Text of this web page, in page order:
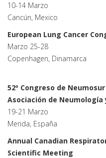
10-14 Marzo
Cancún, Mexico
European Lung Cancer
Marzo 25-28
Copenhagen, Dinamarca
52º Congreso de Neumosur
Asociación de Neumología
19-21 Marzo
Merida, España
Annual Canadian
Scientific Meeting